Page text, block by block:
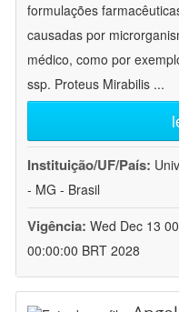
formulações
causadas por
médico, como por
ssp. Proteus Mirabilis ...
Instituição/UF/País:
- MG - Brasil
Vigência: Wed Dec 13
00:00:00 BRT 2028